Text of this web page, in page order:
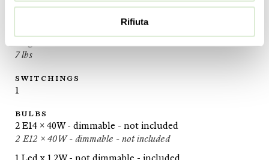
Rifiuta
8inc
7lbs
SWITCHINGS
1
BULBS
2 E14 x 40W - dimmable - not included
2 E12 x 40W - dimmable - not included